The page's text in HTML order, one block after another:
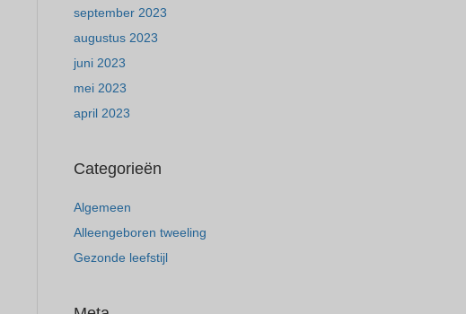
september 2023
augustus 2023
juni 2023
mei 2023
april 2023
Categorieën
Algemeen
Alleengeboren tweeling
Gezonde leefstijl